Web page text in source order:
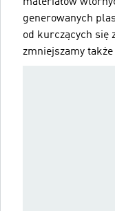
generowanych
od kurczących się
zmniejszamy